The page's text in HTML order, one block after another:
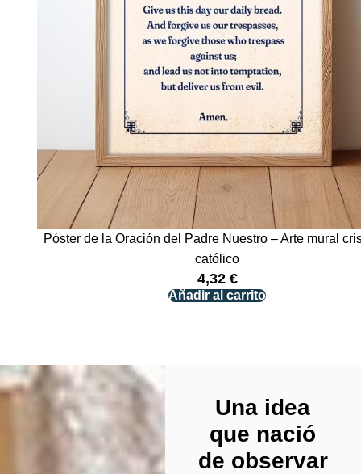
Póster de la Oración del Padre Nuestro – Arte mural
católico
4,32 €
Añadir al carrito
Una idea
que nació
de observar